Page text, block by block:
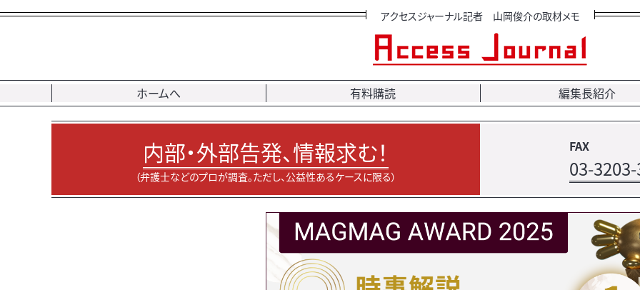
アクセスジャーナル記者 山岡俊介の取材メモ
ホームへ 有料購読 編集長紹介
内部・外部告発、情報求む！
（弁護士などのプロが調査。ただし、公益性あるケースに限る）
FAX
03-